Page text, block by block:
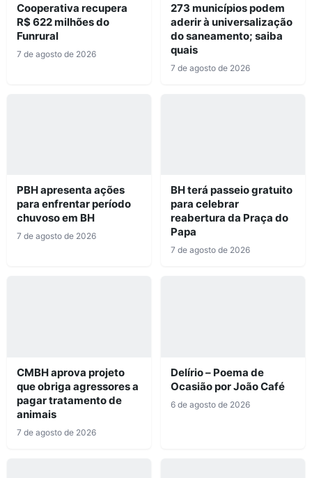
Cooperativa recupera
R$ 622 milhões do
Funrural
7 de agosto de 2026
273 municípios podem
aderir à universalização
do saneamento; saiba
quais
7 de agosto de 2026
PBH apresenta ações
para enfrentar período
chuvoso em BH
7 de agosto de 2026
BH terá passeio gratuito
para celebrar
reabertura da Praça do
Papa
7 de agosto de 2026
CMBH aprova projeto
que obriga agressores a
pagar tratamento de
animais
7 de agosto de 2026
Delírio – Poema de
Ocasião por João Café
6 de agosto de 2026